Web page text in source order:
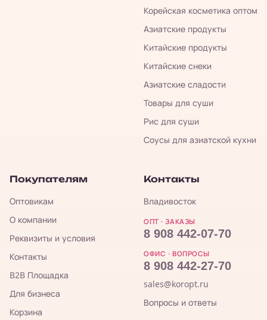
Корейская косметика оптом
Азиатские продукты
Китайские продукты
Китайские снеки
Азиатские сладости
Товары для суши
Рис для суши
Соусы для азиатской кухни
Покупателям
Оптовикам
О компании
Реквизиты и условия
Контакты
B2B Площадка
Для бизнеса
Корзина
Контакты
Владивосток
ОПТ · ЗАКАЗЫ
8 908 442-07-70
ОФИС · ВОПРОСЫ
8 908 442-27-70
sales@koropt.ru
Вопросы и ответы